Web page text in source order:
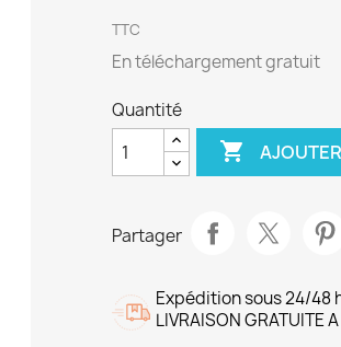
TTC
En téléchargement gratuit
Quantité

Partager
Expédition sous 24/48
LIVRAISON GRATUITE